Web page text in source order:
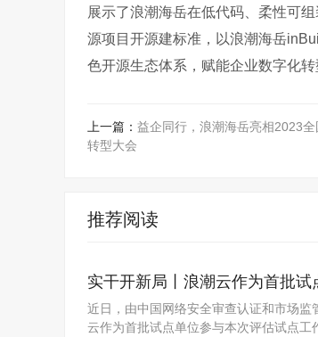
展示了浪潮海岳在低代码、柔性可
源项目开源建标准，以浪潮海岳
色开源生态体系，赋能企业数字化转
上一篇： 益企同行，浪潮海岳亮相2023
转型大会
推荐阅读
实干开新局丨浪潮云作为首批
近日，由中国网络安全审查认证和市场
云作为首批试点单位参与本次评估试点